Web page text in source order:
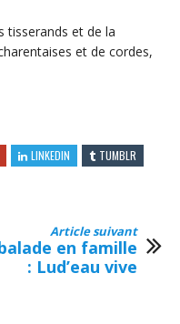
tisserands et de la
et de cordes,
LINKEDIN
TUMBLR
Article suivant
en famille
: Lud’eau vive